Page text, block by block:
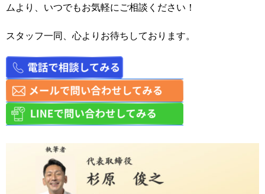
ムより、いつでもお気軽にご相談ください！
スタッフ一同、心よりお待ちしております。